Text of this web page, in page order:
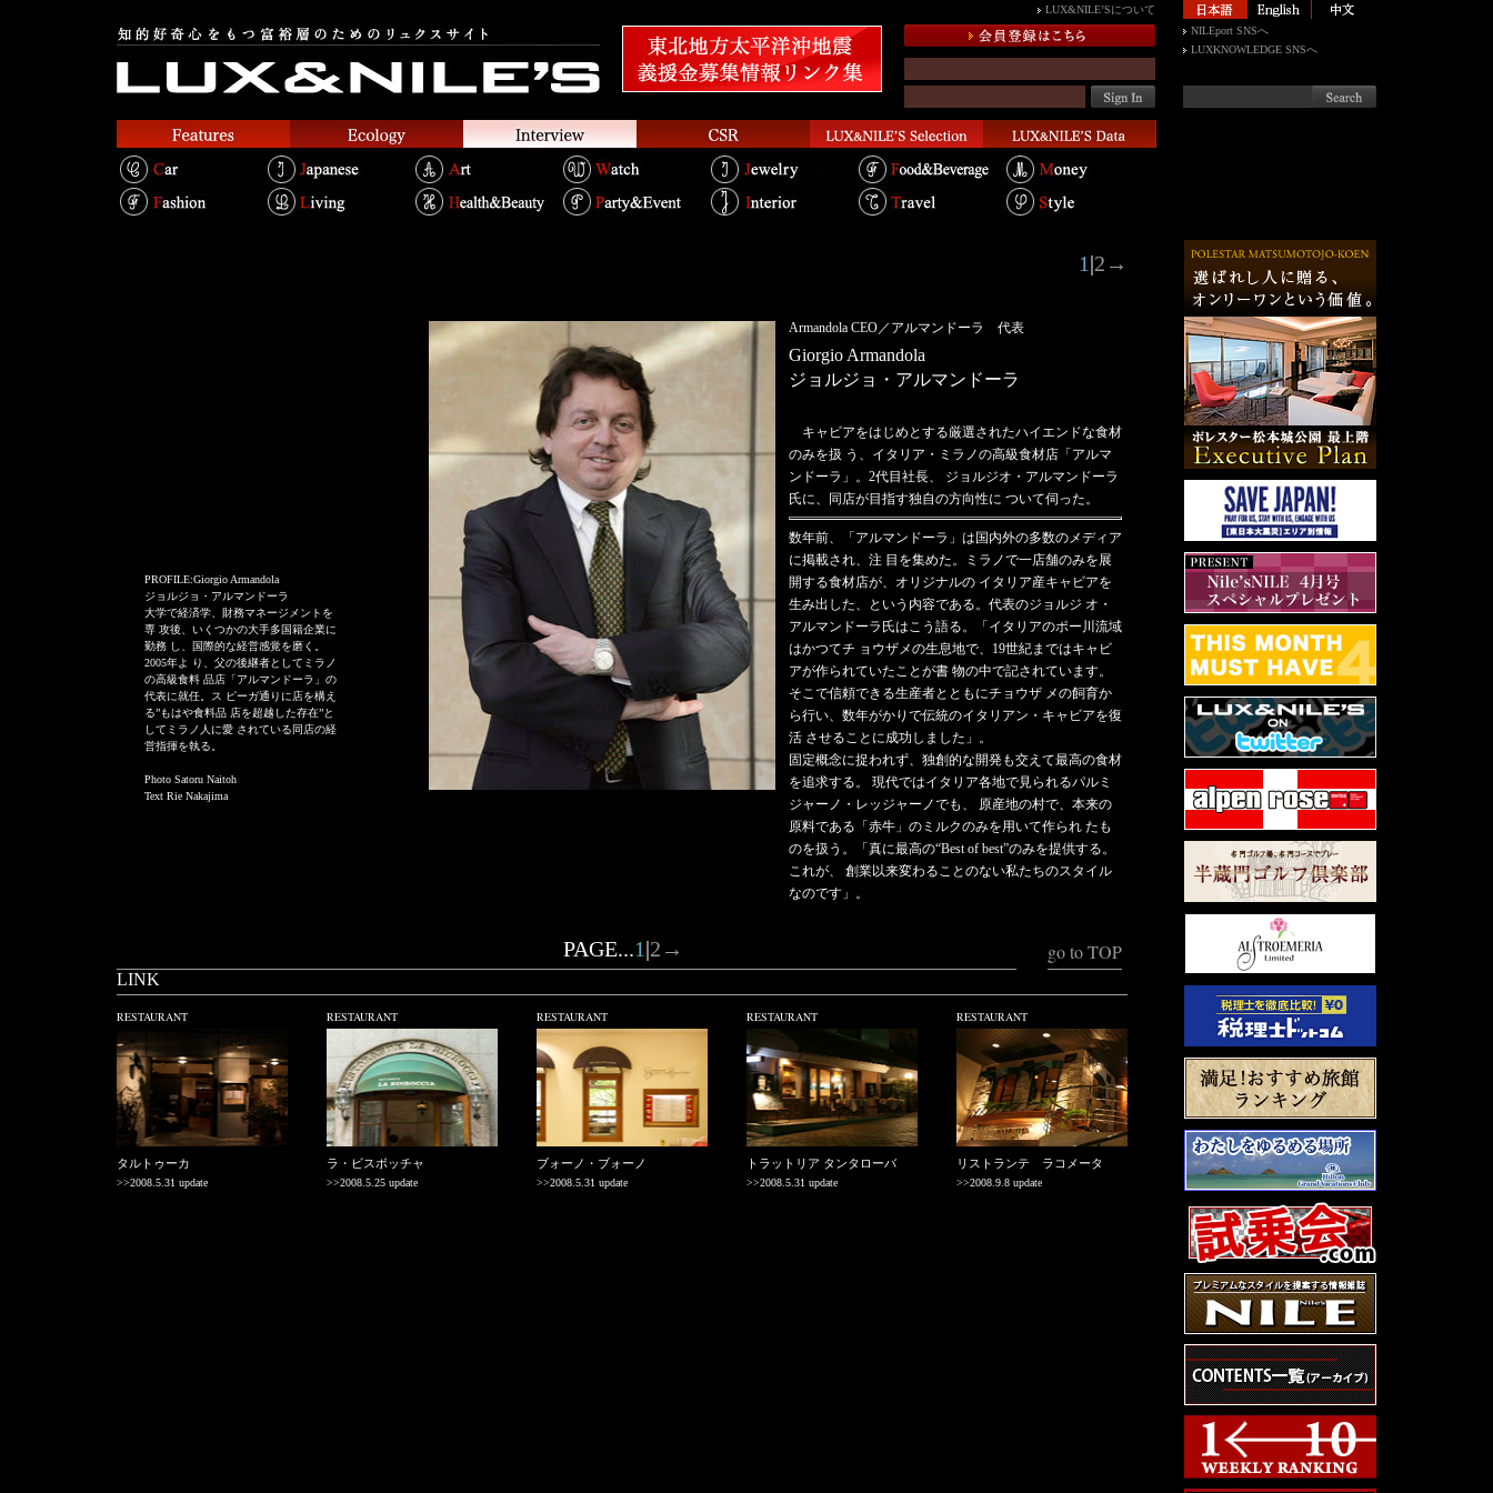
LUX&NILE’Sについて
NILEport SNSへ
LUXKNOWLEDGE SNSへ
1|2 →
PROFILE:Giorgio Armandola
ジョルジョ・アルマンドーラ
大学で経済学、財務マネージメントを
専 攻後、いくつかの大手多国籍企業に
勤務 し、国際的な経営感覚を磨く。
2005年よ り、父の後継者としてミラノ
の高級食料 品店「アルマンドーラ」の
代表に就任。ス ピーガ通りに店を構え
る”もはや食料品 店を超越した存在”と
してミラノ人に愛 されている同店の経
営指揮を執る。
Photo Satoru Naitoh
Text Rie Nakajima
Armandola CEO／アルマンドーラ 代表
Giorgio Armandola
ジョルジョ・アルマンドーラ
キャビアをはじめとする厳選されたハイエンドな食材
のみを扱 う、イタリア・ミラノの高級食材店「アルマ
ンドーラ」。2代目社長、 ジョルジオ・アルマンドーラ
氏に、同店が目指す独自の方向性に ついて伺った。
数年前、「アルマンドーラ」は国内外の多数のメディア
に掲載され、注 目を集めた。ミラノで一店舗のみを展
開する食材店が、オリジナルの イタリア産キャビアを
生み出した、という内容である。代表のジョルジ オ・
アルマンドーラ氏はこう語る。「イタリアのポー川流域
はかつてチ ョウザメの生息地で、19世紀まではキャビ
アが作られていたことが書 物の中で記されています。
そこで信頼できる生産者とともにチョウザ メの飼育か
ら行い、数年がかりで伝統のイタリアン・キャビアを復
活 させることに成功しました」。
固定概念に捉われず、独創的な開発も交えて最高の食材
を追求する。 現代ではイタリア各地で見られるパルミ
ジャーノ・レッジャーノでも、 原産地の村で、本来の
原料である「赤牛」のミルクのみを用いて作られ たも
のを扱う。「真に最高の“Best of best”のみを提供する。
これが、 創業以来変わることのない私たちのスタイル
なのです」。
go to TOP
PAGE...1|2 →
LINK
RESTAURANT
タルトゥーカ
>>2008.5.31 update
RESTAURANT
ラ・ビスボッチャ
>>2008.5.25 update
RESTAURANT
ブォーノ・ブォーノ
>>2008.5.31 update
RESTAURANT
トラットリア タンタローバ
>>2008.5.31 update
RESTAURANT
リストランテ ラコメータ
>>2008.9.8 update